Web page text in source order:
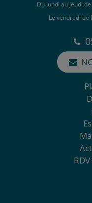
Du lundi au jeudi
Le vendredi de